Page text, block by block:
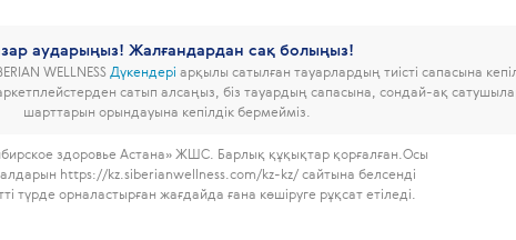
аударыңыз! Жалғандардан сақ болыңыз!
WELLNESS Дүкендері арқылы сатылған тауарлардың тиісті сапасына
сатып алсаңыз, біз тауардың сапасына, сондай-ақ
шарттарын орындауына кепілдік бермейміз.
здоровье Астана» ЖШС. Барлық құқықтар қорғалған. Осы
https://kz.siberianwellness.com/kz-kz/ сайтына белсенді
түрде орналастырған жағдайда ғана көшіруге рұқсат етіледі.